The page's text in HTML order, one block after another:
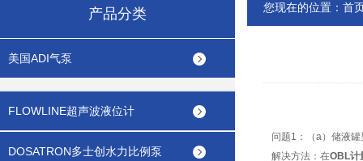
产品分类
美国ADI气泵
FLOWLINE超声波液位计
DOSATRON多士创水力比例泵
您现在的位置： 首
问题1：（a）储液
解决方法：在OBL计